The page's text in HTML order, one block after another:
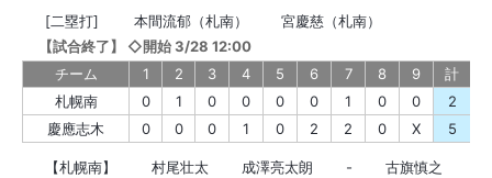
[二塁打]
本間流郁（札南）
宮慶慈（札南）
【試合終了】
◇開始 3/28 12:00
チーム
1 2 3 4 5 6 7 8 9
計
札幌南
0 1 0 0 0 0 1 0 0
2
慶應志木
0 0 0 1 0 2 2 0 X 5
【札幌南】 村尾壮太 成澤亮太朗 -
古旗慎之